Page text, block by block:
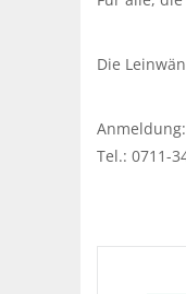
Die
Tel.: 0711-